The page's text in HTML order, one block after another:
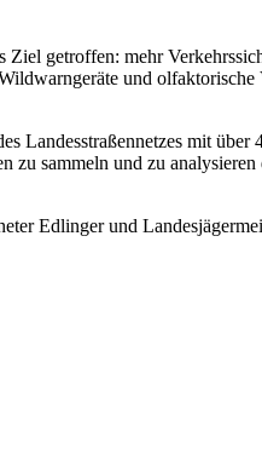
Ziel getroffen: mehr
und olfaktorische
Landesstraßennetzes mit
sammeln und zu
Edlinger und